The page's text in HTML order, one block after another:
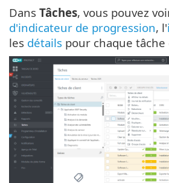
Dans Tâches, vous pouvez
d'indicateur de progression, l'
les détails pour chaque tâche